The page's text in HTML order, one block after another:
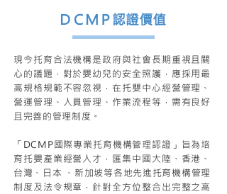
ＤＣＭＰ認證價值
現今托育合法機構是政府與社會長期重視且關
心的議題，對於嬰幼兒的安全照護，應採用最
高規格規範不容忽視，在托嬰中心經營管理、
營運管理、人員管理、作業流程等，需有良好
且完善的管理制度。
「DCMP國際專業托育機構管理認證」旨為培
育托嬰產業經營人才，匯集中國大陸、香港、
台灣、日本 、新加坡等各地先進托育機構管理
制度及法令規章，針對全方位整合出完整之高